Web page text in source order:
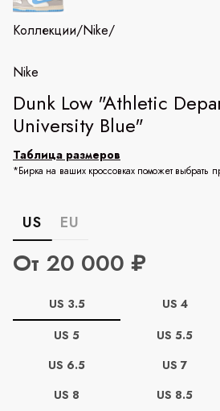
Коллекции/Nike/
Nike
Dunk Low "Athletic
University Blue"
Таблица размеров
*Бирка на ваших кроссовках поможет выбрать
US EU
От 20 000 ₽
US 3.5 US 4
US 5
US 5.5
US 6.5
US 7
US 8
US 8.5